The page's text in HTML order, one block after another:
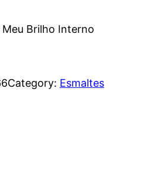
Brilho Interno
Category: Esmaltes